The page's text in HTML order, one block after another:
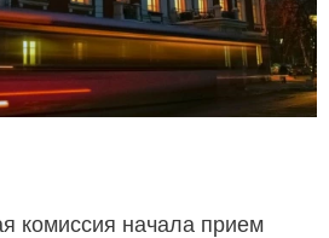
комиссия начала прием